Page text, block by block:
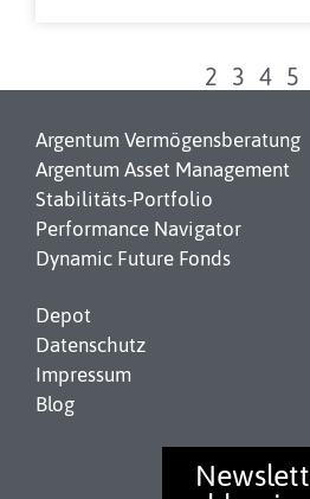
2 3 4 5
Argentum Vermögensberatung
Argentum Asset Management
Stabilitäts-Portfolio
Performance Navigator
Dynamic Future Fonds
Depot
Datenschutz
Impressum
Blog